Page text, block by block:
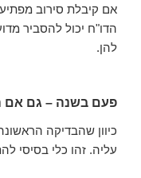
אם קיבלת סירוב
הדו"ח יכול להסביר
להן.
פעם בשנה – גם אם
כיוון שהבדיקה
עליה. זהו כלי בסיסי